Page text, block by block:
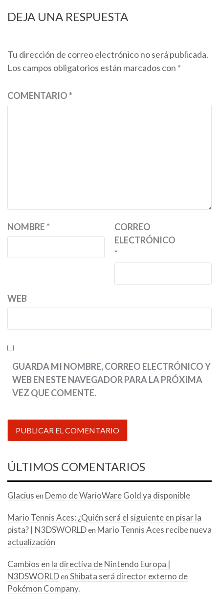
DEJA UNA RESPUESTA
Tu dirección de correo electrónico no será publicada.
Los campos obligatorios están marcados con *
COMENTARIO*
NOMBRE*
CORREO
ELECTRÓNICO
*
WEB
GUARDA MI NOMBRE, CORREO ELECTRÓNICO Y
WEB EN ESTE NAVEGADOR PARA LA PRÓXIMA
VEZ QUE COMENTE.
ÚLTIMOS COMENTARIOS
Glacius en Demo de WarioWare Gold ya disponible
Mario Tennis Aces: ¿Quién será el siguiente en pisar la
pista? | N3DSWORLDen Mario Tennis Aces recibe nueva
actualización
Cambios en la directiva de Nintendo Europa |
N3DSWORLDen Shibata será director externo de
Pokémon Company.